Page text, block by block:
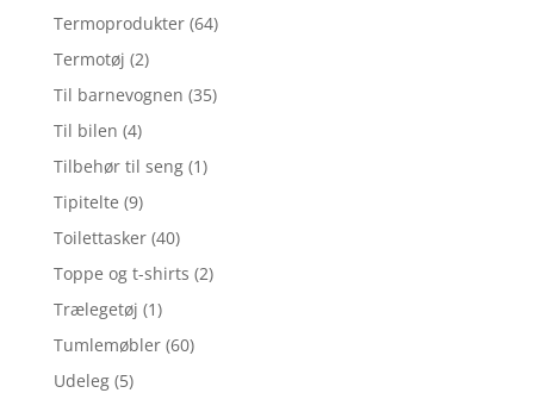
Termoprodukter (64)
Termotøj (2)
Til barnevognen (35)
Til bilen (4)
Tilbehør til seng (1)
Tipitelte (9)
Toilettasker (40)
Toppe og t-shirts (2)
Trælegetøj (1)
Tumlemøbler (60)
Udeleg (5)